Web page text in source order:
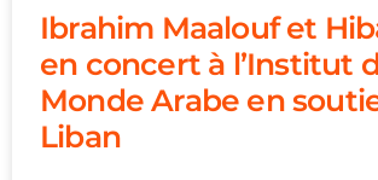
Ibrahim Maalouf et
en concert à l’Institut
Monde Arabe en
Liban